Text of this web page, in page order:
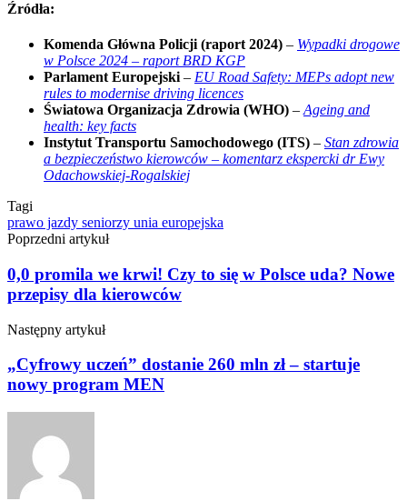
Źródła:
Komenda Główna Policji (raport 2024) – Wypadki drogowe
w Polsce 2024 – raport BRD KGP
Parlament Europejski – EU Road Safety: MEPs adopt new
rules to modernise driving licences
Światowa Organizacja Zdrowia (WHO) – Ageing and
health: key facts
Instytut Transportu Samochodowego (ITS) – Stan zdrowia
a bezpieczeństwo kierowców – komentarz ekspercki dr Ewy
Odachowskiej-Rogalskiej
Tagi
prawo jazdy seniorzy unia europejska
Poprzedni artykuł
0,0 promila we krwi! Czy to się w Polsce uda? Nowe
przepisy dla kierowców
Następny artykuł
„Cyfrowy uczeń” dostanie 260 mln zł – startuje
nowy program MEN